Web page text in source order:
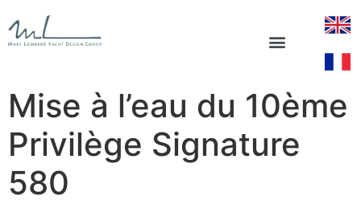
Mise à l’eau du 10ème
Privilège Signature
580